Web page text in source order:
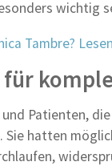
wichtig
Tambre?
Patienten,
Sie hatten